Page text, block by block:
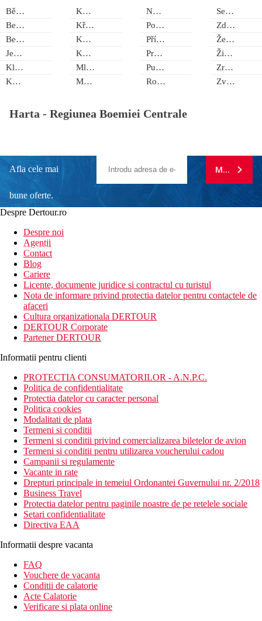
Bělá pod Bezdězem
Benešov
Beroun
Jevany
Klučenice
Kokořín
Kolín
Křivoklátsko
Kunice
Kutna Hora
Mladá Boleslav
Mnichovo Hradiště
Nymburk
Poděbrady
Příbram
Průhonice
Pukňov
Roztoky
Sedlec-Prčice
Zdiby
Želízy
Žižice
Zruč nad Sázavou
Zvánovice
Harta - Regiunea Boemiei Centrale
Afla cele mai
bune oferte.
newsletter!
MA
Despre Dertour.ro
Despre noi
Agentii
Contact
Blog
Cariere
Licente, documente juridice si contractul cu turistul
Nota de informare privind protectia datelor pentru contactele de
afaceri
Cultura organizationala DERTOUR
DERTOUR Corporate
Partener DERTOUR
Informatii pentru clienti
PROTECTIA CONSUMATORILOR - A.N.P.C.
Politica de confidentialitate
Protectia datelor cu caracter personal
Politica cookies
Modalitati de plata
Termeni si conditii
Termeni si conditii privind comercializarea biletelor de avion
Termeni si conditii pentru utilizarea voucherului cadou
Campanii si regulamente
Vacante in rate
Drepturi principale in temeiul Ordonantei Guvernului nr. 2/2018
Business Travel
Protectia datelor pentru paginile noastre de pe retelele sociale
Setari confidentialitate
Directiva EAA
Informatii despre vacanta
FAQ
Vouchere de vacanta
Conditii de calatorie
Acte Calatorie
Verificare si plata online